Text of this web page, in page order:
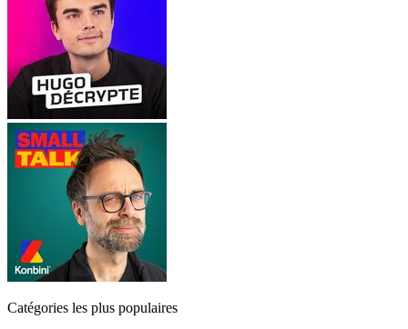
Catégories les plus populaires